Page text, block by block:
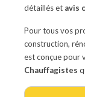
détaillés et avis
Pour tous vos
construction,
est conçue pour
Chauffagistes